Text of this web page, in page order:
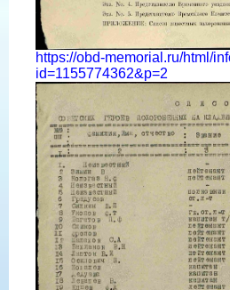
https://obd-memorial.ru/html/
id=1155774362&p=2